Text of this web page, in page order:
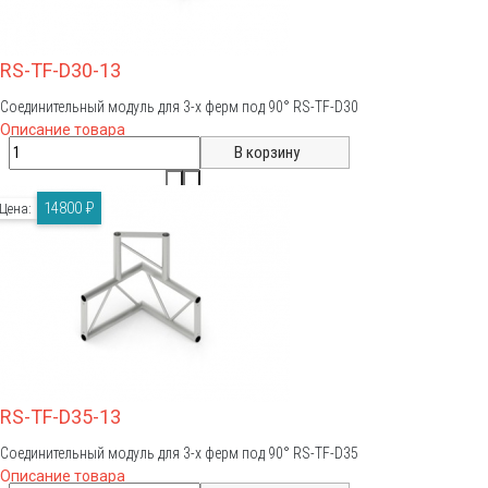
RS-TF-D30-13
Соединительный модуль для 3-х ферм под 90° RS-TF-D30
Описание товара
RS-TF-D35-13
Соединительный модуль для 3-х ферм под 90° RS-TF-D35
Описание товара
Цена: 14800 ₽